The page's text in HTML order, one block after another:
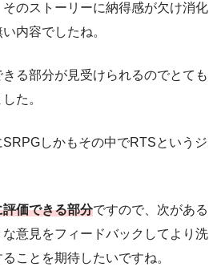
のストーリーに納得感が欠け消化
内容でしたね。
る部分が見受けられるのでとても
た。
しかもその中でRTSというジ
価できる部分ですので、次がある
意見をフィードバックしてより洗
ことを期待したいですね。